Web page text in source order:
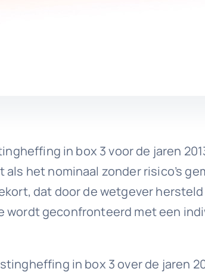
in box 3 voor de jaren
het nominaal zonder risico’s
dat door de wetgever
geconfronteerd met een
in box 3 over de jaren